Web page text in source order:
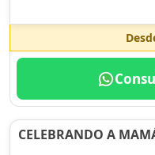
CELEBRANDO A